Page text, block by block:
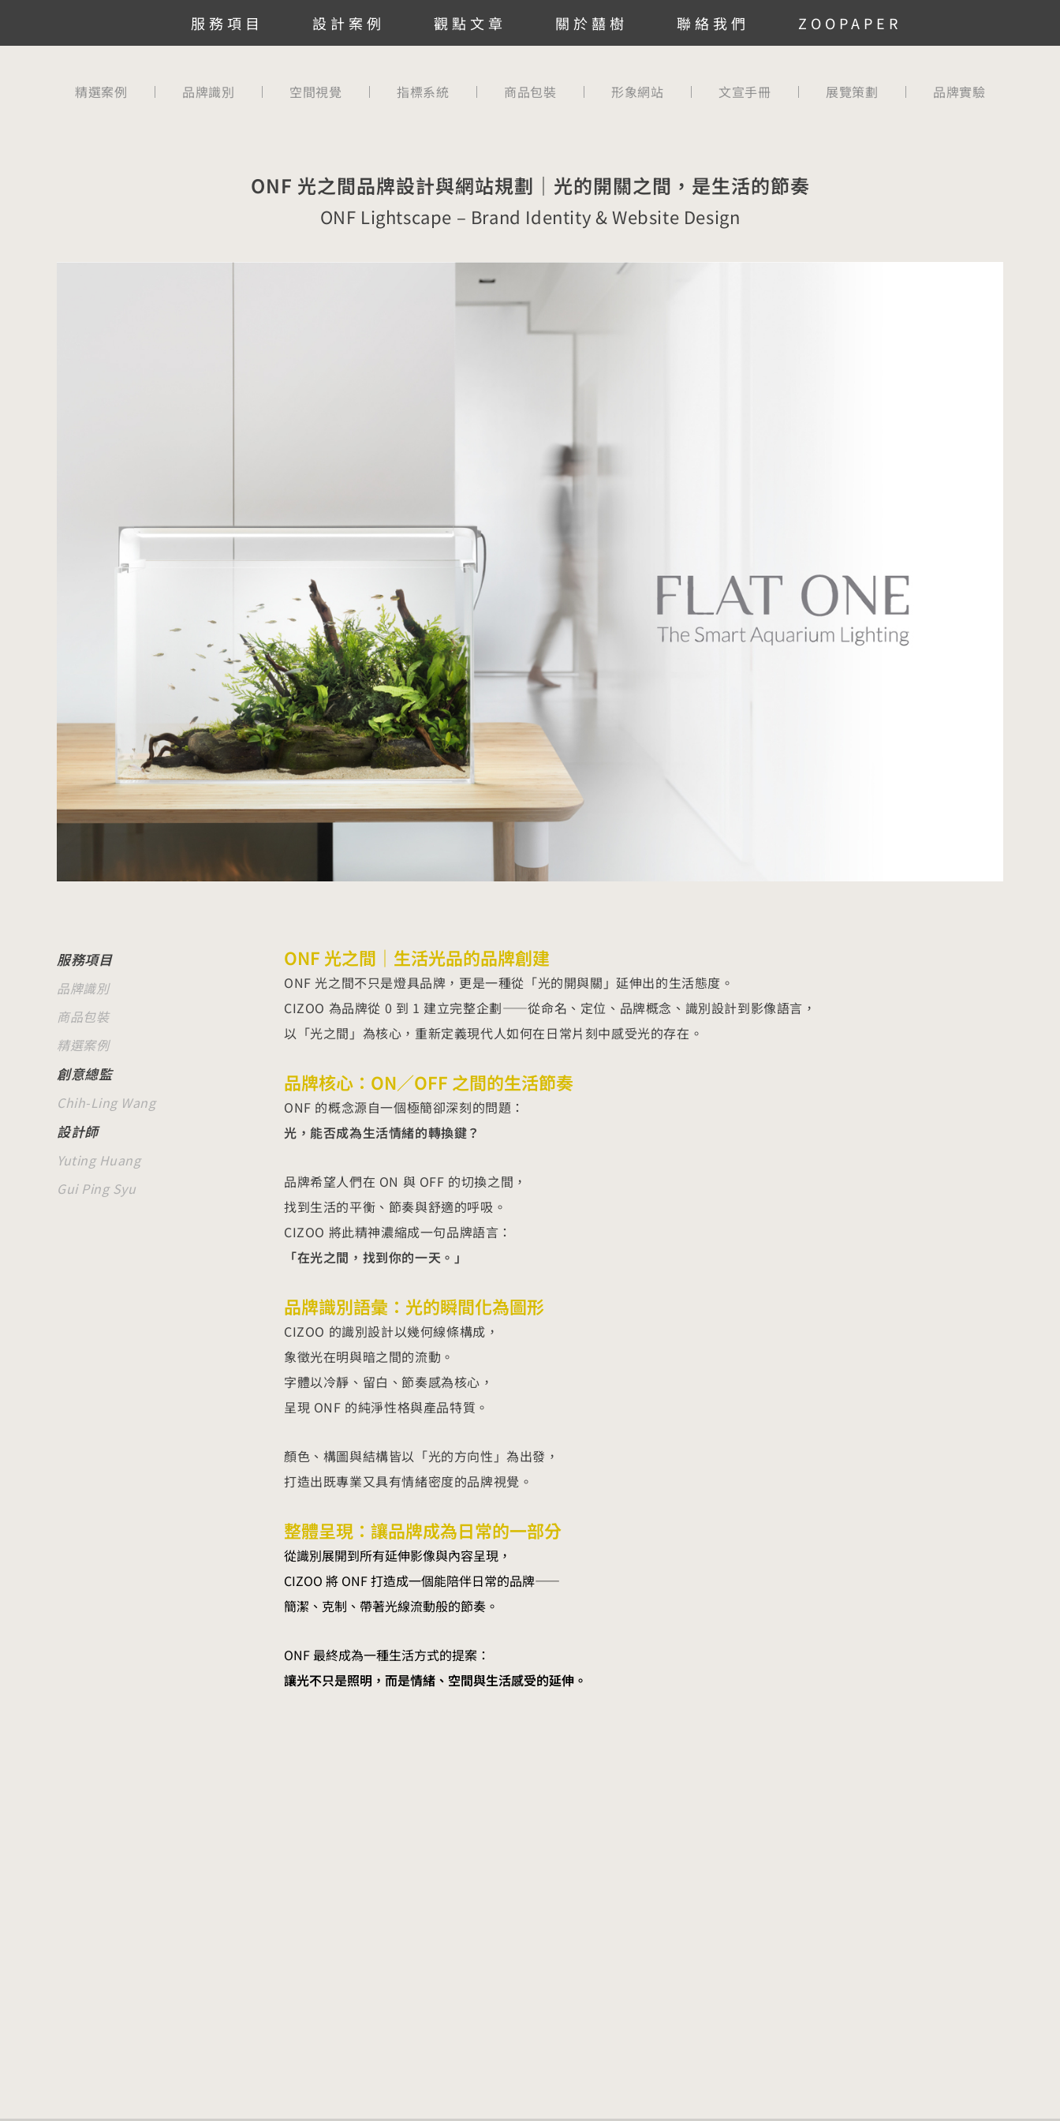
服務項目 設計案例 觀點文章 關於囍樹 聯絡我們 ZOOPAPER
精選案例 品牌識別 空間視覺 指標系統 商品包裝 形象網站 文宣手冊 展覽策劃 品牌實驗
ONF 光之間品牌設計與網站規劃｜光的開關之間，是生活的節奏
ONF Lightscape – Brand Identity & Website Design
服務項目
品牌識別
商品包裝
精選案例
創意總監
Chih-Ling Wang
設計師
Yuting Huang
Gui Ping Syu
ONF 光之間｜生活光品的品牌創建
ONF 光之間不只是燈具品牌，更是一種從「光的開與關」延伸出的生活態度。
CIZOO 為品牌從 0 到 1 建立完整企劃——從命名、定位、品牌概念、識別設計到影像語言，
以「光之間」為核心，重新定義現代人如何在日常片刻中感受光的存在。
品牌核心：ON／OFF 之間的生活節奏
ONF 的概念源自一個極簡卻深刻的問題：
光，能否成為生活情緒的轉換鍵？
品牌希望人們在 ON 與 OFF 的切換之間，
找到生活的平衡、節奏與舒適的呼吸。
CIZOO 將此精神濃縮成一句品牌語言：
「在光之間，找到你的一天。」
品牌識別語彙：光的瞬間化為圖形
CIZOO 的識別設計以幾何線條構成，
象徵光在明與暗之間的流動。
字體以冷靜、留白、節奏感為核心，
呈現 ONF 的純淨性格與產品特質。
顏色、構圖與結構皆以「光的方向性」為出發，
打造出既專業又具有情緒密度的品牌視覺。
整體呈現：讓品牌成為日常的一部分
從識別展開到所有延伸影像與內容呈現，
CIZOO 將 ONF 打造成一個能陪伴日常的品牌——
簡潔、克制、帶著光線流動般的節奏。
ONF 最終成為一種生活方式的提案：
讓光不只是照明，而是情緒、空間與生活感受的延伸。